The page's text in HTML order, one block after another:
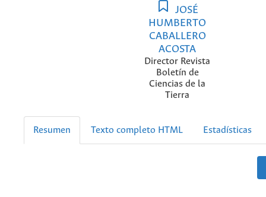
JOSÉ
HUMBERTO
CABALLERO
ACOSTA
Director Revista
Boletín de
Ciencias de la
Tierra
Resumen Texto completo HTML Estadísticas